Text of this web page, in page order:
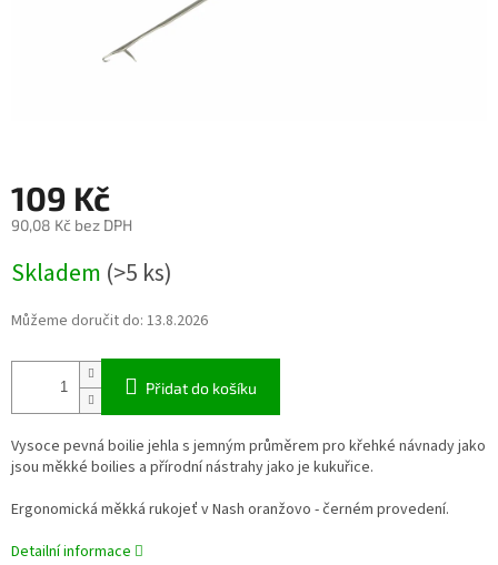
109 Kč
90,08 Kč bez DPH
cena:
Skladem (>5 ks)
Můžeme doručit do: 13.8.2026
Přidat do košíku
Vysoce pevná boilie jehla s jemným průměrem pro křehké návnady jako
jsou měkké boilies a přírodní nástrahy jako je kukuřice.
Ergonomická měkká rukojeť v Nash oranžovo - černém provedení.
Detailní informace